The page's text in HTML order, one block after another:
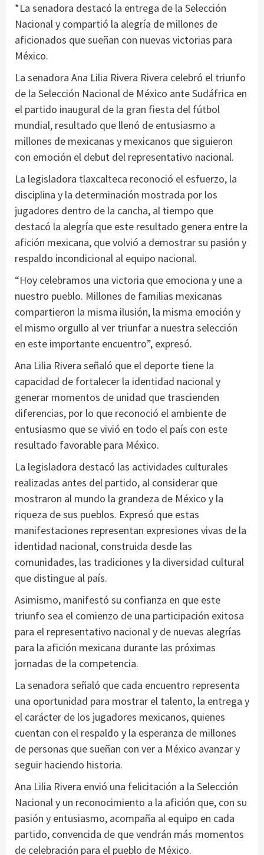
*La senadora destacó la entrega de la Selección
Nacional y compartió la alegría de millones de
aficionados que sueñan con nuevas victorias para
México.
La senadora Ana Lilia Rivera Rivera celebró el triunfo
de la Selección Nacional de México ante Sudáfrica en
el partido inaugural de la gran fiesta del fútbol
mundial, resultado que llenó de entusiasmo a
millones de mexicanas y mexicanos que siguieron
con emoción el debut del representativo nacional.
La legisladora tlaxcalteca reconoció el esfuerzo, la
disciplina y la determinación mostrada por los
jugadores dentro de la cancha, al tiempo que
destacó la alegría que este resultado genera entre la
afición mexicana, que volvió a demostrar su pasión y
respaldo incondicional al equipo nacional.
“Hoy celebramos una victoria que emociona y une a
nuestro pueblo. Millones de familias mexicanas
compartieron la misma ilusión, la misma emoción y
el mismo orgullo al ver triunfar a nuestra selección
en este importante encuentro”, expresó.
Ana Lilia Rivera señaló que el deporte tiene la
capacidad de fortalecer la identidad nacional y
generar momentos de unidad que trascienden
diferencias, por lo que reconoció el ambiente de
entusiasmo que se vivió en todo el país con este
resultado favorable para México.
La legisladora destacó las actividades culturales
realizadas antes del partido, al considerar que
mostraron al mundo la grandeza de México y la
riqueza de sus pueblos. Expresó que estas
manifestaciones representan expresiones vivas de la
identidad nacional, construida desde las
comunidades, las tradiciones y la diversidad cultural
que distingue al país.
Asimismo, manifestó su confianza en que este
triunfo sea el comienzo de una participación exitosa
para el representativo nacional y de nuevas alegrías
para la afición mexicana durante las próximas
jornadas de la competencia.
La senadora señaló que cada encuentro representa
una oportunidad para mostrar el talento, la entrega y
el carácter de los jugadores mexicanos, quienes
cuentan con el respaldo y la esperanza de millones
de personas que sueñan con ver a México avanzar y
seguir haciendo historia.
Ana Lilia Rivera envió una felicitación a la Selección
Nacional y un reconocimiento a la afición que, con su
pasión y entusiasmo, acompaña al equipo en cada
partido, convencida de que vendrán más momentos
de celebración para el pueblo de México.